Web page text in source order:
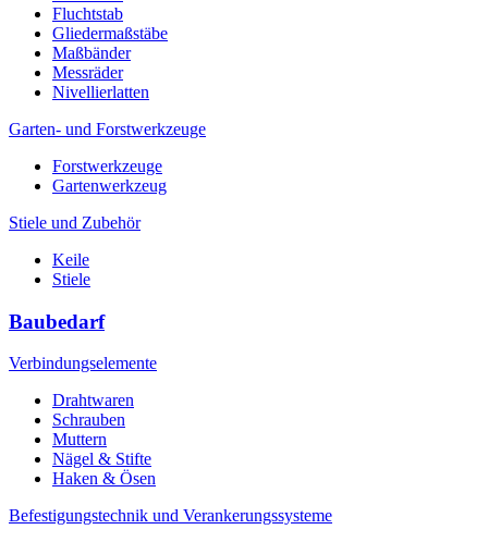
Fluchtstab
Gliedermaßstäbe
Maßbänder
Messräder
Nivellierlatten
Garten- und Forstwerkzeuge
Forstwerkzeuge
Gartenwerkzeug
Stiele und Zubehör
Keile
Stiele
Baubedarf
Verbindungselemente
Drahtwaren
Schrauben
Muttern
Nägel & Stifte
Haken & Ösen
Befestigungstechnik und Verankerungssysteme